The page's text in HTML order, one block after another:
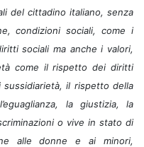
del cittadino italiano, senza
condizioni sociali, come i
sociali ma anche i valori,
come il rispetto dei diritti
il rispetto della
la giustizia, la
o vive in stato di
alle donne e ai minori,